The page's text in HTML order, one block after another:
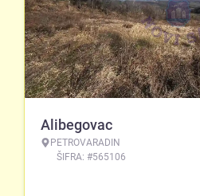
Alibegovac
PETROVARADIN
ŠIFRA: #565106